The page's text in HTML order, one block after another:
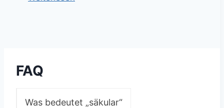
FAQ
Was bedeutet „säkular“